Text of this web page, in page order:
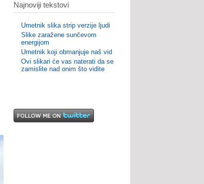
Najnoviji tekstovi
Umetnik slika strip verzije ljudi
Slike zaražene sunčevom
energijom
Umetnik koji obmanjuje naš vid
Ovi slikari će vas naterati da se
zamislite nad onim što vidite